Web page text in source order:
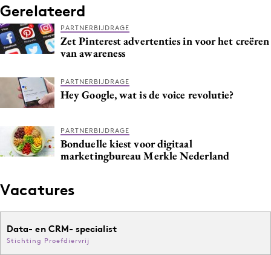
Gerelateerd
PARTNERBIJDRAGE
Zet Pinterest advertenties in voor het creëren
van awareness
PARTNERBIJDRAGE
Hey Google, wat is de voice revolutie?
PARTNERBIJDRAGE
Bonduelle kiest voor digitaal
marketingbureau Merkle Nederland
Vacatures
Data- en CRM- specialist
Stichting Proefdiervrij